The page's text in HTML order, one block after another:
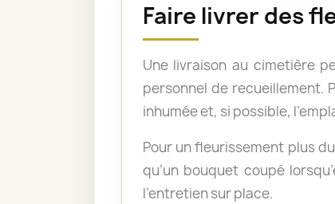
Faire livrer des
Une livraison au cimetière
personnel de recueillement.
inhumée et, si possible,
Pour un fleurissement plus
qu’un bouquet coupé
l’entretien sur place.